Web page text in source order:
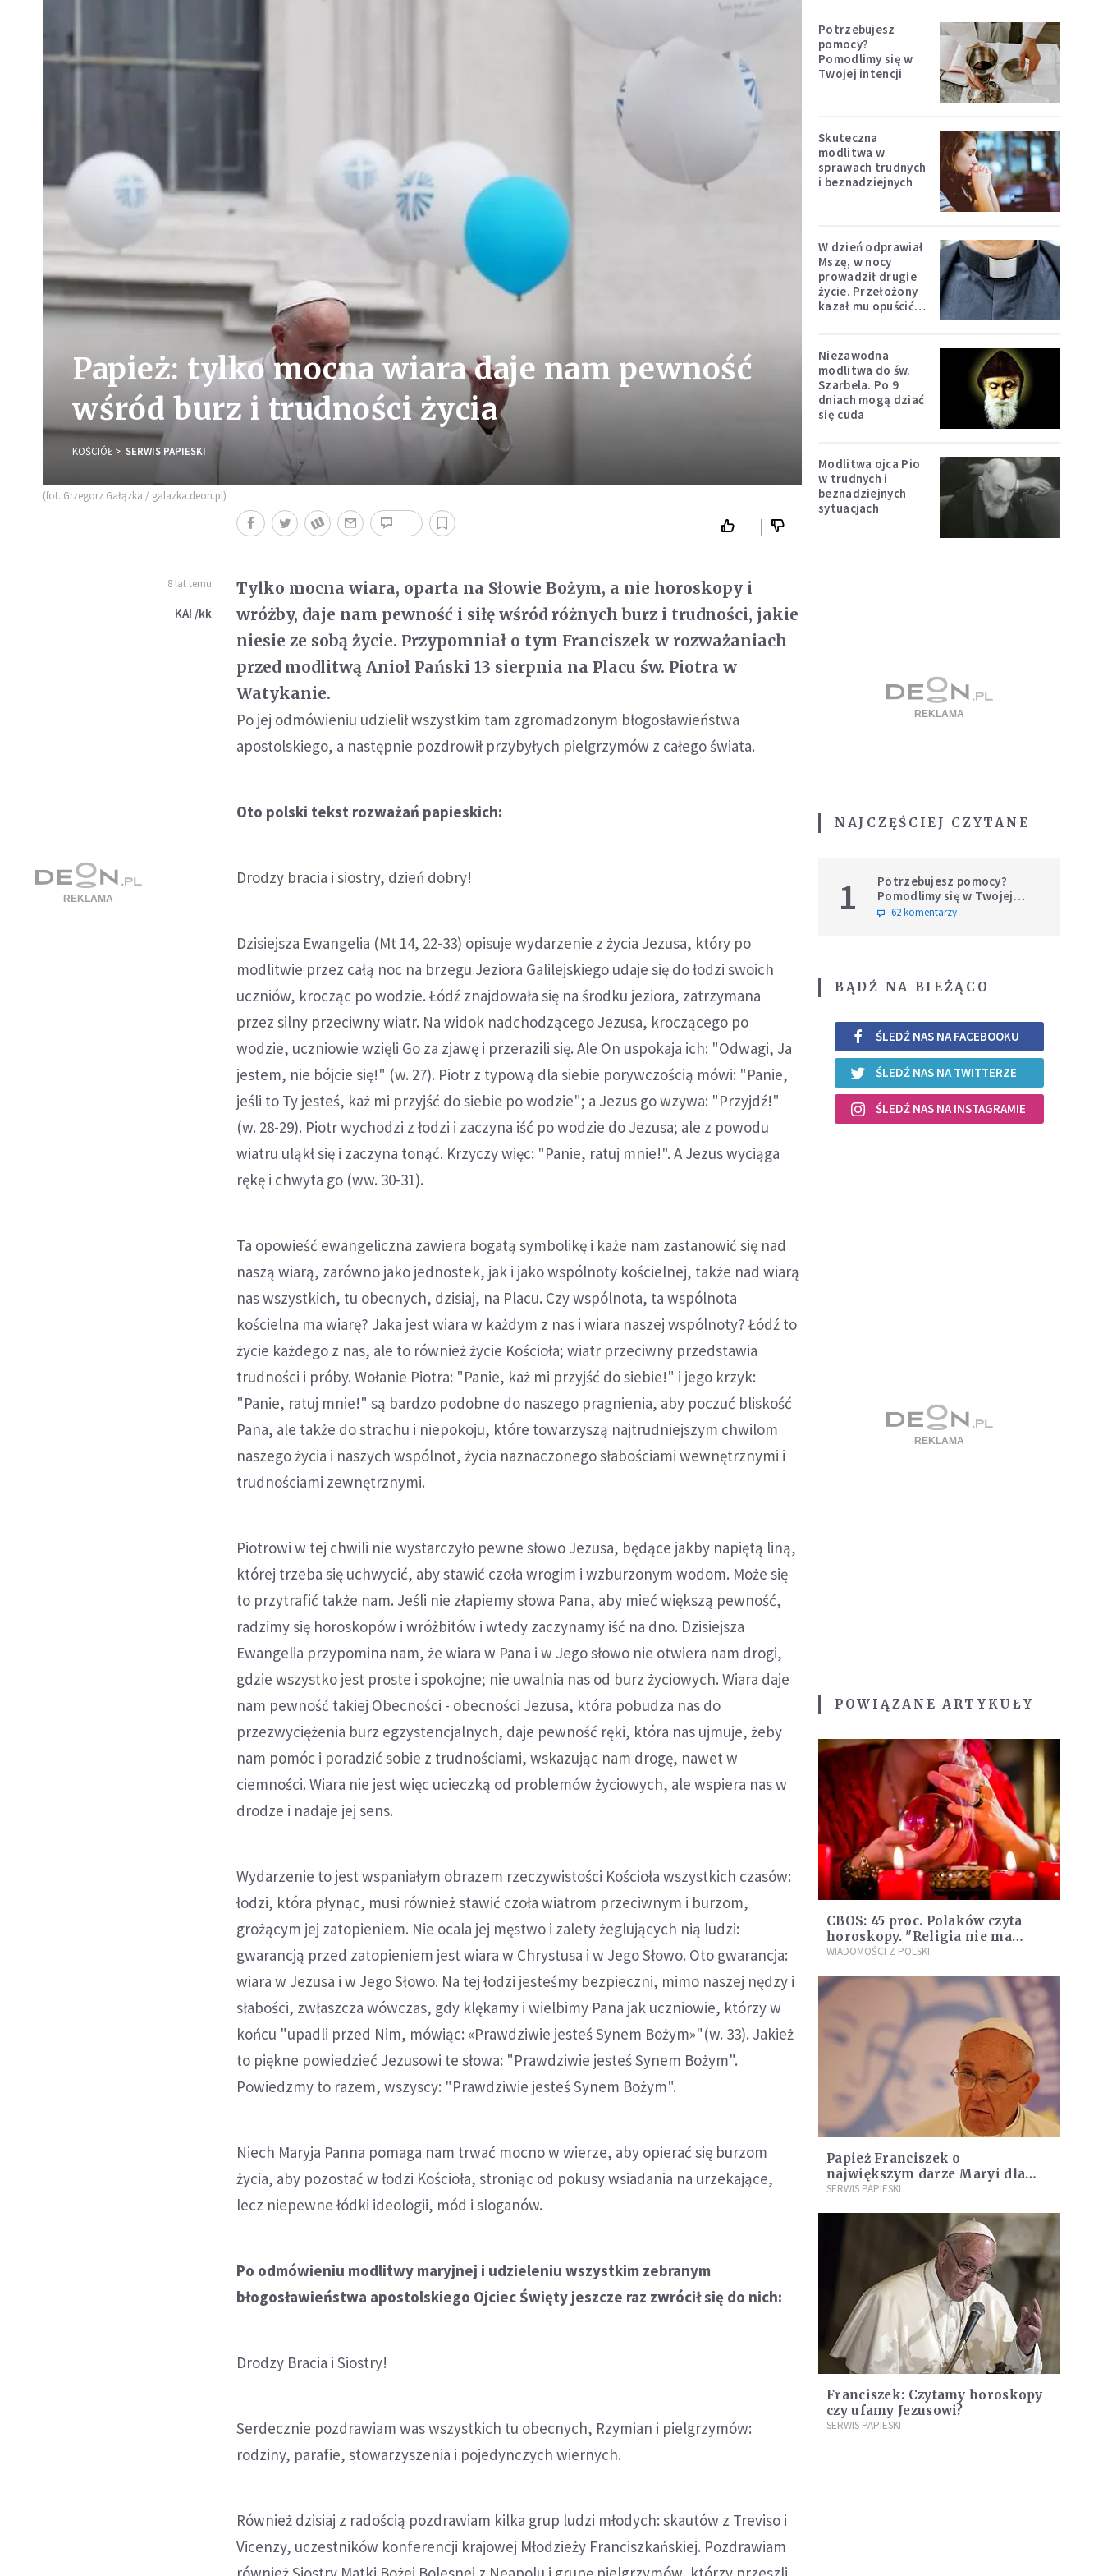
Papież: tylko mocna wiara daje nam pewność
wśród burz i trudności życia
KOŚCIÓŁ SERWIS PAPIESKI
(fot. Grzegorz Gałązka / galazka.deon.pl)
8 lat temu
KAI /kk
Tylko mocna wiara, oparta na Słowie Bożym, a nie horoskopy i
wróżby, daje nam pewność i siłę wśród różnych burz i trudności, jakie
niesie ze sobą życie. Przypomniał o tym Franciszek w rozważaniach
przed modlitwą Anioł Pański 13 sierpnia na Placu św. Piotra w
Watykanie.
Po jej odmówieniu udzielił wszystkim tam zgromadzonym błogosławieństwa
apostolskiego, a następnie pozdrowił przybyłych pielgrzymów z całego świata.
Oto polski tekst rozważań papieskich:
Drodzy bracia i siostry, dzień dobry!
Dzisiejsza Ewangelia (Mt 14, 22-33) opisuje wydarzenie z życia Jezusa, który po
modlitwie przez całą noc na brzegu Jeziora Galilejskiego udaje się do łodzi swoich
uczniów, krocząc po wodzie. Łódź znajdowała się na środku jeziora, zatrzymana
przez silny przeciwny wiatr. Na widok nadchodzącego Jezusa, kroczącego po
wodzie, uczniowie wzięli Go za zjawę i przerazili się. Ale On uspokaja ich: "Odwagi, Ja
jestem, nie bójcie się!" (w. 27). Piotr z typową dla siebie porywczością mówi: "Panie,
jeśli to Ty jesteś, każ mi przyjść do siebie po wodzie"; a Jezus go wzywa: "Przyjdź!"
(w. 28-29). Piotr wychodzi z łodzi i zaczyna iść po wodzie do Jezusa; ale z powodu
wiatru uląkł się i zaczyna tonąć. Krzyczy więc: "Panie, ratuj mnie!". A Jezus wyciąga
rękę i chwyta go (ww. 30-31).
Ta opowieść ewangeliczna zawiera bogatą symbolikę i każe nam zastanowić się nad
naszą wiarą, zarówno jako jednostek, jak i jako wspólnoty kościelnej, także nad wiarą
nas wszystkich, tu obecnych, dzisiaj, na Placu. Czy wspólnota, ta wspólnota
kościelna ma wiarę? Jaka jest wiara w każdym z nas i wiara naszej wspólnoty? Łódź to
życie każdego z nas, ale to również życie Kościoła; wiatr przeciwny przedstawia
trudności i próby. Wołanie Piotra: "Panie, każ mi przyjść do siebie!" i jego krzyk:
"Panie, ratuj mnie!" są bardzo podobne do naszego pragnienia, aby poczuć bliskość
Pana, ale także do strachu i niepokoju, które towarzyszą najtrudniejszym chwilom
naszego życia i naszych wspólnot, życia naznaczonego słabościami wewnętrznymi i
trudnościami zewnętrznymi.
Piotrowi w tej chwili nie wystarczyło pewne słowo Jezusa, będące jakby napiętą liną,
której trzeba się uchwycić, aby stawić czoła wrogim i wzburzonym wodom. Może się
to przytrafić także nam. Jeśli nie złapiemy słowa Pana, aby mieć większą pewność,
radzimy się horoskopów i wróżbitów i wtedy zaczynamy iść na dno. Dzisiejsza
Ewangelia przypomina nam, że wiara w Pana i w Jego słowo nie otwiera nam drogi,
gdzie wszystko jest proste i spokojne; nie uwalnia nas od burz życiowych. Wiara daje
nam pewność takiej Obecności - obecności Jezusa, która pobudza nas do
przezwyciężenia burz egzystencjalnych, daje pewność ręki, która nas ujmuje, żeby
nam pomóc i poradzić sobie z trudnościami, wskazując nam drogę, nawet w
ciemności. Wiara nie jest więc ucieczką od problemów życiowych, ale wspiera nas w
drodze i nadaje jej sens.
Wydarzenie to jest wspaniałym obrazem rzeczywistości Kościoła wszystkich czasów:
łodzi, która płynąc, musi również stawić czoła wiatrom przeciwnym i burzom,
grożącym jej zatopieniem. Nie ocala jej męstwo i zalety żeglujących nią ludzi:
gwarancją przed zatopieniem jest wiara w Chrystusa i w Jego Słowo. Oto gwarancja:
wiara w Jezusa i w Jego Słowo. Na tej łodzi jesteśmy bezpieczni, mimo naszej nędzy i
słabości, zwłaszcza wówczas, gdy klękamy i wielbimy Pana jak uczniowie, którzy w
końcu "upadli przed Nim, mówiąc: «Prawdziwie jesteś Synem Bożym»"(w. 33). Jakież
to piękne powiedzieć Jezusowi te słowa: "Prawdziwie jesteś Synem Bożym".
Powiedzmy to razem, wszyscy: "Prawdziwie jesteś Synem Bożym".
Niech Maryja Panna pomaga nam trwać mocno w wierze, aby opierać się burzom
życia, aby pozostać w łodzi Kościoła, stroniąc od pokusy wsiadania na urzekające,
lecz niepewne łódki ideologii, mód i sloganów.
Po odmówieniu modlitwy maryjnej i udzieleniu wszystkim zebranym
błogosławieństwa apostolskiego Ojciec Święty jeszcze raz zwrócił się do nich:
Drodzy Bracia i Siostry!
Serdecznie pozdrawiam was wszystkich tu obecnych, Rzymian i pielgrzymów:
rodziny, parafie, stowarzyszenia i pojedynczych wiernych.
Również dzisiaj z radością pozdrawiam kilka grup ludzi młodych: skautów z Treviso i
Vicenzy, uczestników konferencji krajowej Młodzieży Franciszkańskiej. Pozdrawiam
Potrzebujesz
pomocy?
Pomodlimy się w
Twojej intencji
Skuteczna
modlitwa w
sprawach trudnych
i beznadziejnych
W dzień odprawiał
Mszę, w nocy
prowadził drugie
życie. Przełożony
kazał mu opuścić
Niezawodna
modlitwa do św.
Szarbela. Po 9
dniach mogą dziać
się cuda
Modlitwa ojca Pio
w trudnych i
beznadziejnych
sytuacjach
NAJCZĘŚCIEJ CZYTANE
1
Potrzebujesz pomocy?
Pomodlimy się w Twojej
intencji
62 komentarzy
BĄDŹ NA BIEŻĄCO
ŚLEDŹ NAS NA FACEBOOKU
ŚLEDŹ NAS NA TWITTERZE
ŚLEDŹ NAS NA INSTAGRAMIE
POWIĄZANE ARTYKUŁY
CBOS: 45 proc. Polaków czyta
horoskopy. "Religia nie ma
większego wpływu na stosunek
WIADOMOŚCI Z POLSKI
Papież Franciszek o
największym darze Maryi dla
wszystkich ludzi
SERWIS PAPIESKI
Franciszek: Czytamy horoskopy
czy ufamy Jezusowi?
SERWIS PAPIESKI